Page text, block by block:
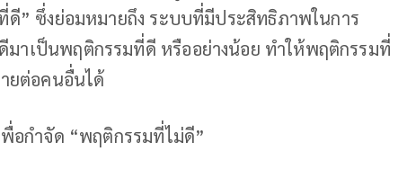
” ซึ่งย่อมหมายถึง ระบบที่มีประสิทธิภาพในการ
าเป็นพฤติกรรมที่ดี หรืออย่างน้อย ทำให้พฤติกรรมที่
ยต่อคนอื่นได้
พื่อกำจัด “พฤติกรรมที่ไม่ดี”